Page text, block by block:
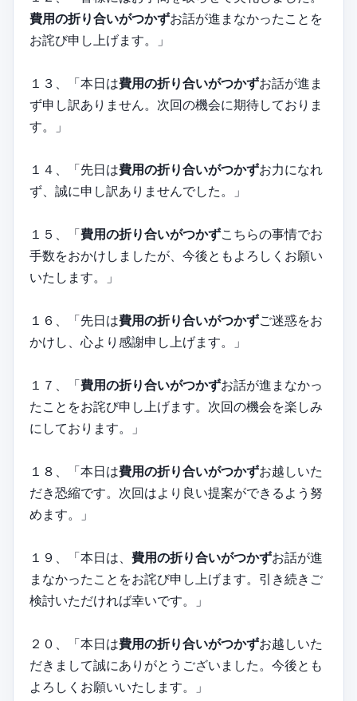
費用の折り合いがつかずお話が進まなかったことを
お詫び申し上げます。」
１３、「本日は費用の折り合いがつかずお話が進ま
ず申し訳ありません。次回の機会に期待しておりま
す。」
１４、「先日は費用の折り合いがつかずお力になれ
ず、誠に申し訳ありませんでした。」
１５、「費用の折り合いがつかずこちらの事情でお
手数をおかけしましたが、今後ともよろしくお願い
いたします。」
１６、「先日は費用の折り合いがつかずご迷惑をお
かけし、心より感謝申し上げます。」
１７、「費用の折り合いがつかずお話が進まなかっ
たことをお詫び申し上げます。次回の機会を楽しみ
にしております。」
１８、「本日は費用の折り合いがつかずお越しいた
だき恐縮です。次回はより良い提案ができるよう努
めます。」
１９、「本日は、 費用の折り合いがつかずお話が進
まなかったことをお詫び申し上げます。引き続きご
検討いただければ幸いです。」
２０、「本日は費用の折り合いがつかずお越しいた
だきまして誠にありがとうございました。今後とも
よろしくお願いいたします。」